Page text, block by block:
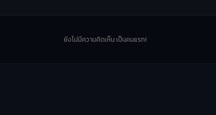
ยังไม่มีความคิดเห็น เป็นคนแรก!